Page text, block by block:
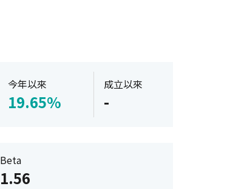
今年以來
19.65%
成立以來
-
Beta
1.56